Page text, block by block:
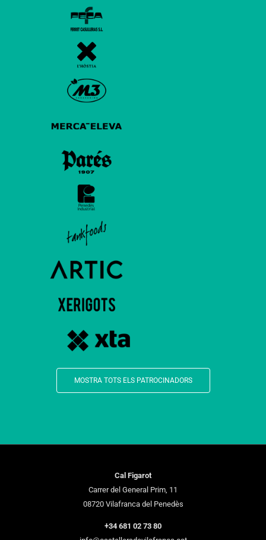
MOSTRA TOTS ELS PATROCINADORS
Cal Figarot
Carrer del General Prim, 11
08720 Vilafranca del Penedès
+34 681 02 73 80